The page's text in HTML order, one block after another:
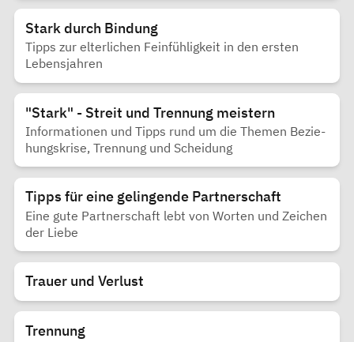
Stark durch Bindung
Tipps zur elterlichen Feinfühligkeit in den ersten
Lebensjahren
"Stark" - Streit und Trennung meistern
In­for­ma­tio­nen und Tipps rund um die The­men Be­zie­
hungs­kri­se, Tren­nung und Schei­dung
Tipps für eine gelingende Partnerschaft
Eine gute Partnerschaft lebt von Worten und Zeichen
der Liebe
Trauer und Verlust
Trennung